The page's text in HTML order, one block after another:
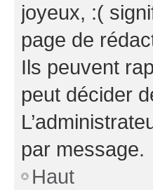
joyeux, :(
page de
Ils peuvent
peut décider
par message.
Haut